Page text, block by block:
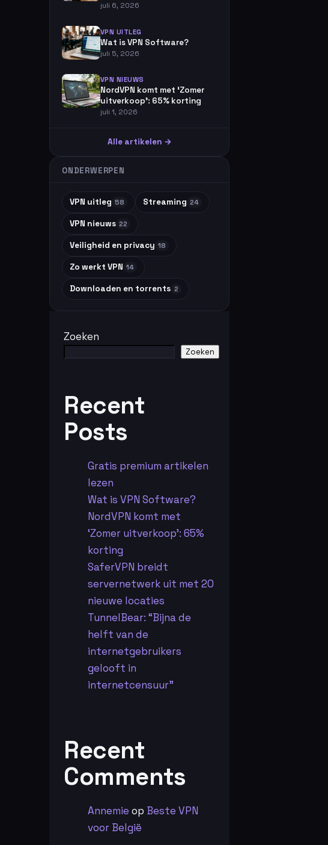
juli 6, 2026
VPN UITLEG
Wat is VPN Software?
juli 5, 2026
VPN NIEUWS
NordVPN komt met ‘Zomer
uitverkoop’: 65% korting
juli 1, 2026
Alle artikelen →
ONDERWERPEN
VPN uitleg 58 Streaming 24
VPN nieuws 22
Veiligheid en privacy 18
Zo werkt VPN 14
Downloaden en torrents 2
Zoeken
Zoeken
Recent
Posts
Gratis premium artikelen
lezen
Wat is VPN Software?
NordVPN komt met
‘Zomer uitverkoop’: 65%
korting
SaferVPN breidt
servernetwerk uit met 20
nieuwe locaties
TunnelBear: “Bijna de
helft van de
internetgebruikers
gelooft in
internetcensuur”
Recent
Comments
Annemie op Beste VPN
voor België